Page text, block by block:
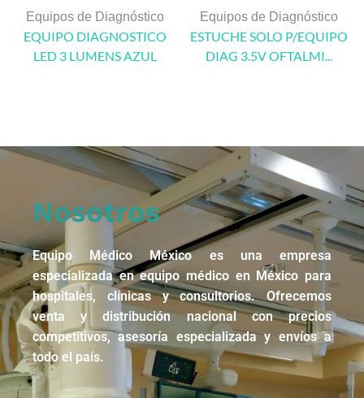
Equipos de Diagnóstico
EQUIPO DIAGNOSTICO
LED 3 LUMENS AZUL
Equipos de Diagnóstico
ESTUCHE SOLO P/EQUIPO
DIAG 3.5V OFTALMI...
Nosotros
Equipo Médico México es una empresa
especializada en equipo médico en México para
hospitales, clínicas y consultorios. Ofrecemos
venta y distribución nacional con precios
competitivos, asesoría especializada y envíos a
todo el país.